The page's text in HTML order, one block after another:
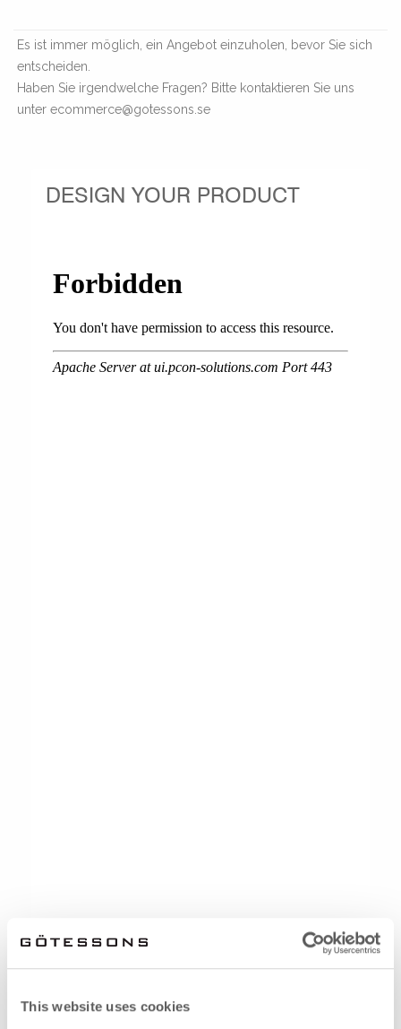
This website uses cookies
Es ist immer möglich, ein Angebot einzuholen, bevor Sie sich
entscheiden.
Haben Sie irgendwelche Fragen? Bitte kontaktieren Sie uns
unter ecommerce@gotessons.se
DESIGN YOUR PRODUCT